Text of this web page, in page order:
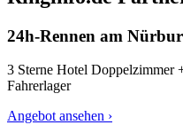
24h-Rennen am
3 Sterne Hotel Doppelzimmer
Fahrerlager
Angebot ansehen ›